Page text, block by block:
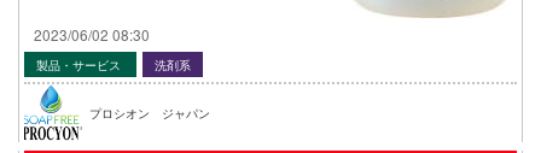
2023/06/02 08:30
製品・サービス 洗剤系
プロシオン ジャパン